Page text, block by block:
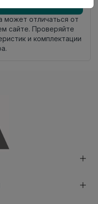
может отличаться от
сайте. Проверяйте
и комплектации